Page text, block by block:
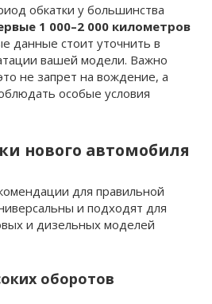
обкатки у большинства
1 000–2 000 километров
данные стоит уточнить в
вашей модели. Важно
не запрет на вождение, а
особые условия
нового автомобиля
для правильной
и подходят для
и дизельных моделей
оборотов